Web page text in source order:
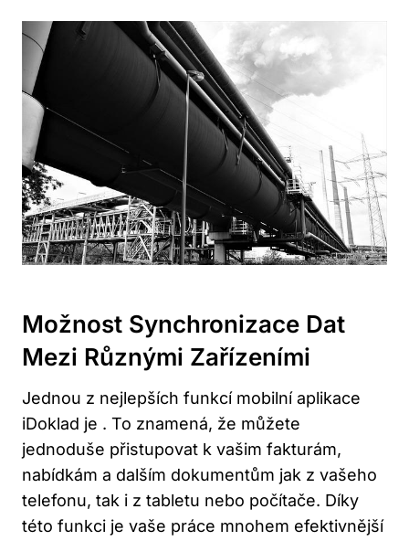
Možnost Synchronizace Dat
Mezi Různými Zařízeními
Jednou z nejlepších funkcí mobilní aplikace
iDoklad je . To znamená, že můžete
jednoduše přistupovat k vašim fakturám,
nabídkám a dalším dokumentům jak z vašeho
telefonu, tak i z tabletu nebo počítače. Díky
této funkci je vaše práce mnohem efektivnější